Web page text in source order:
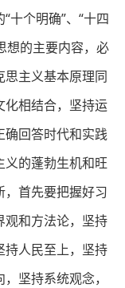
十个明确”、“十四
想的主要内容，必
主义基本原理同
化相结合，坚持运
确回答时代和实践
义的蓬勃生机和旺
首先要把握好习
观和方法论，坚持
持人民至上，坚持
坚持系统观念，